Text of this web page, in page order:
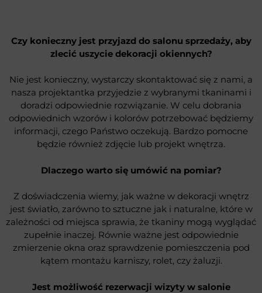
Czy konieczny jest przyjazd do salonu sprzedaży, aby
zlecić uszycie dekoracji okiennych?
Nie jest konieczny, wystarczy skontaktować się z nami, a
nasza projektantka przyjedzie z wybranymi tkaninami i
doradzi odpowiednie rozwiązanie. W celu dobrania
odpowiednich wzorów i kolorów potrzebować będziemy
informacji, czego Państwo oczekują. Bardzo pomocne
będzie również zdjęcie lub projekt wnętrza.
Dlaczego warto się umówić na pomiar?
Z doświadczenia wiemy, jak ważne w dekoracji wnętrz
jest światło, zarówno to sztuczne jak i naturalne, które w
zależności od miejsca sprawia, że tkaniny mogą wyglądać
zupełnie inaczej. Równie ważne jest odpowiednie
zmierzenie okna oraz sprawdzenie pomieszczenia pod
kątem montażu karniszy, rolet, czy żaluzji.
Jest możliwość rezerwacji wizyty w salonie